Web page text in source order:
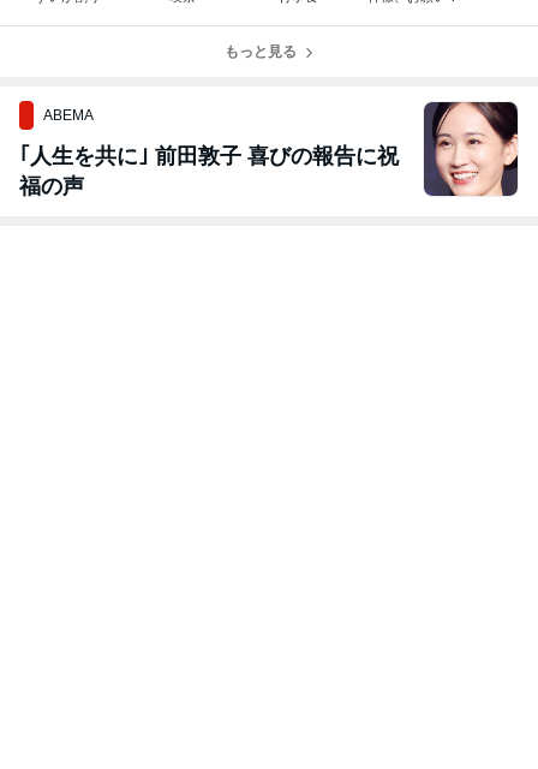
もっと見る
ABEMA
｢人生を共に｣ 前田敦子 喜びの報告に祝
福の声